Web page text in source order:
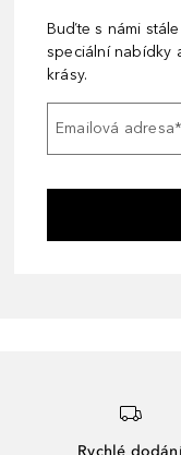
Buďte s námi
speciální nabídky
krásy.
Emailová adresa*
Rychlé